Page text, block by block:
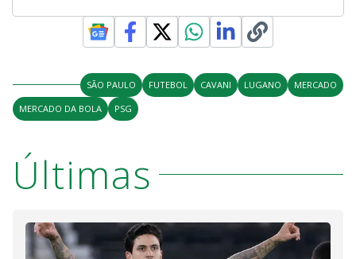
SÃO PAULO FUTEBOL CAVANI LUGANO
MERCADO
MERCADO DA BOLA
PSG
Últimas